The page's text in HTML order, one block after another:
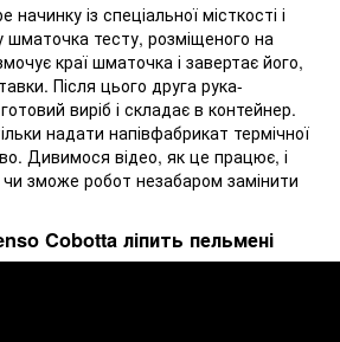
із спеціальної місткості і
шматочка тесту, розміщеного на
краї шматочка і завертає його,
Після цього друга рука-
виріб і складає в контейнер.
надати напівфабрикат термічної
Дивимося відео, як це працює, і
зможе робот незабаром замінити
Cobotta ліпить пельмені